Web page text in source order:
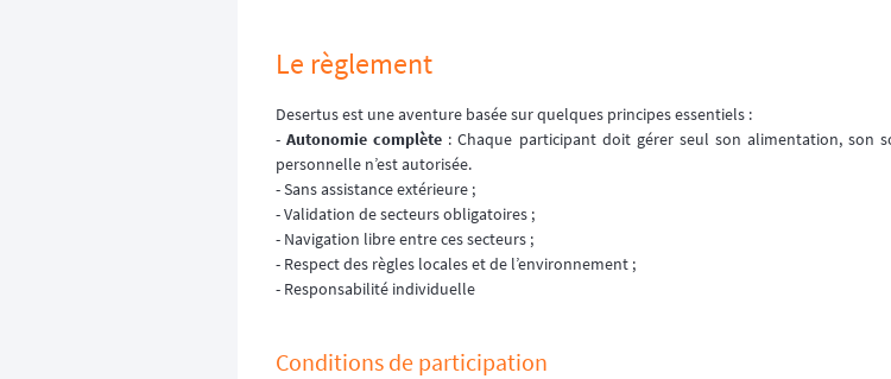
Le règlement
Desertus est une aventure basée sur quelques principes essentiels :
-Autonomie complète : Chaque participant doit gérer seul son alimentation, son
personnelle n’est autorisée.
- Sans assistance extérieure ;
- Validation de secteurs obligatoires ;
- Navigation libre entre ces secteurs ;
- Respect des règles locales et de l’environnement ;
- Responsabilité individuelle
Conditions de participation